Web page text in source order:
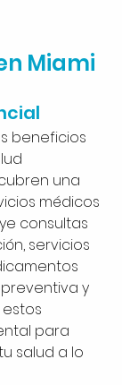
Miami
beneficios
una
médicos
consultas
servicios
y
para
salud a lo